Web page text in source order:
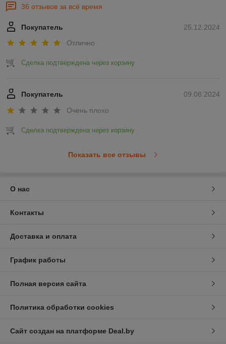
36 отзывов за всё время
25.12.2024
Покупатель
Отлично
Сделка подтверждена через корзину
09.08.2024
Покупатель
Очень плохо
Сделка подтверждена через корзину
Показать все отзывы
О нас
Контакты
Доставка и оплата
График работы
Полная версия сайта
Политика обработки cookies
Сайт создан на платформе Deal.by